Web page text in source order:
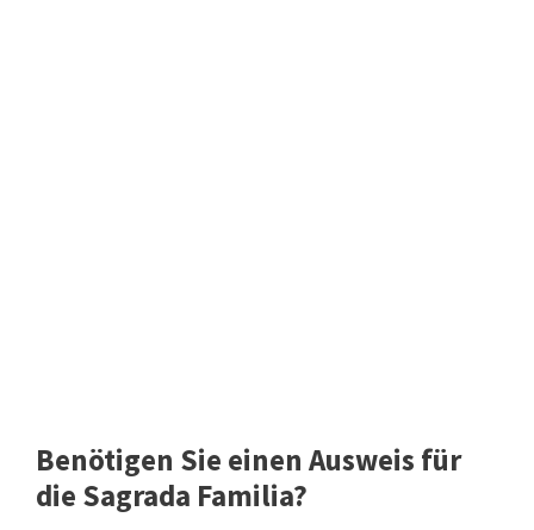
Benötigen Sie einen Ausweis für
die Sagrada Familia?